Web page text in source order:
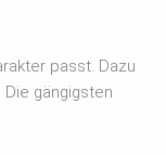
passt. Dazu
gängigsten